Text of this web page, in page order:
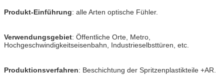
Produkt-Einführung: alle Arten optische Fühler.
Verwendungsgebiet: Öffentliche Orte, Metro,
Hochgeschwindigkeitseisenbahn, Industrieselbsttüren, etc.
Produktionsverfahren: Beschichtung der Spritzenplastikteile +AR.